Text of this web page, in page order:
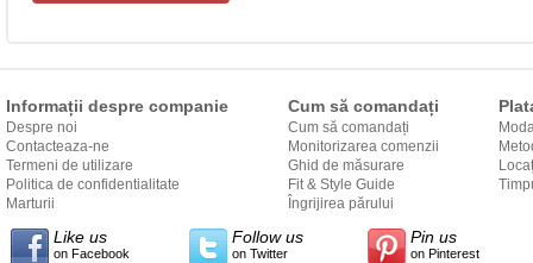
Informații despre companie
Despre noi
Contacteaza-ne
Termeni de utilizare
Politica de confidentialitate
Marturii
Cum să comandați
Cum să comandați
Monitorizarea comenzii
Ghid de măsurare
Fit & Style Guide
Îngrijirea părului
către
Like us
on Facebook
Follow us
on Twitter
Pin us
on Pinterest